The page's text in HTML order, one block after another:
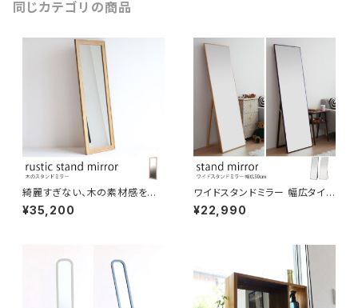
同じカテゴリの商品
綺麗すぎない、木の素材感を活
かしたスタンドミラー 大型 高さ
170cm 壁掛けミラー 姿見鏡
ア ビジネス ダンス練習 ヨガ ジ
ム 美容院 アパレル 店舗什器
¥35,200
ワイドスタンドミラー 幅広タイプ
全身コーディネートはこれ一台
で。 細いフレームですっきりとし
¥22,990